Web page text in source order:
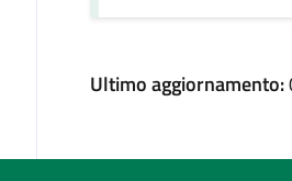
Ultimo aggiornamento: